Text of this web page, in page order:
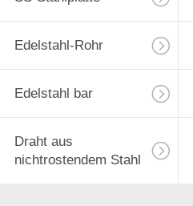
Edelstahl-Rohr
Edelstahl bar
Draht aus
nichtrostendem Stahl